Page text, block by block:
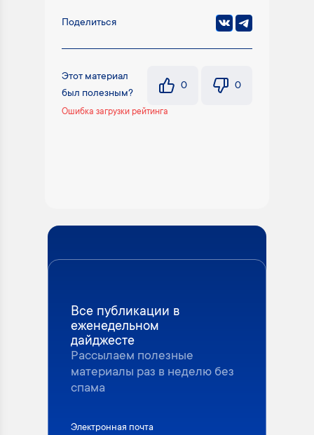
Поделиться
Этот материал
был полезным?
0 0
Ошибка загрузки рейтинга
Все публикации в
еженедельном
дайджесте
Рассылаем полезные
материалы раз в неделю без
спама
Электронная почта